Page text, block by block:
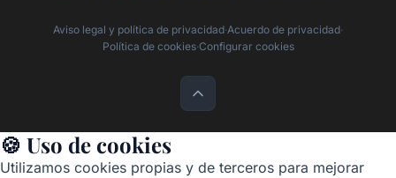
Aviso legal y política de privacidad·Acuerdo de privacidad·
Política de cookies·Configurar cookies
🍪 Uso de cookies
Utilizamos cookies propias y de terceros para mejorar